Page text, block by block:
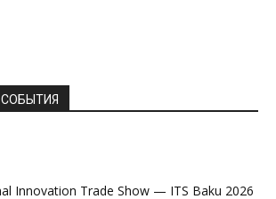
Innovation Trade Show — ITS Baku 2026